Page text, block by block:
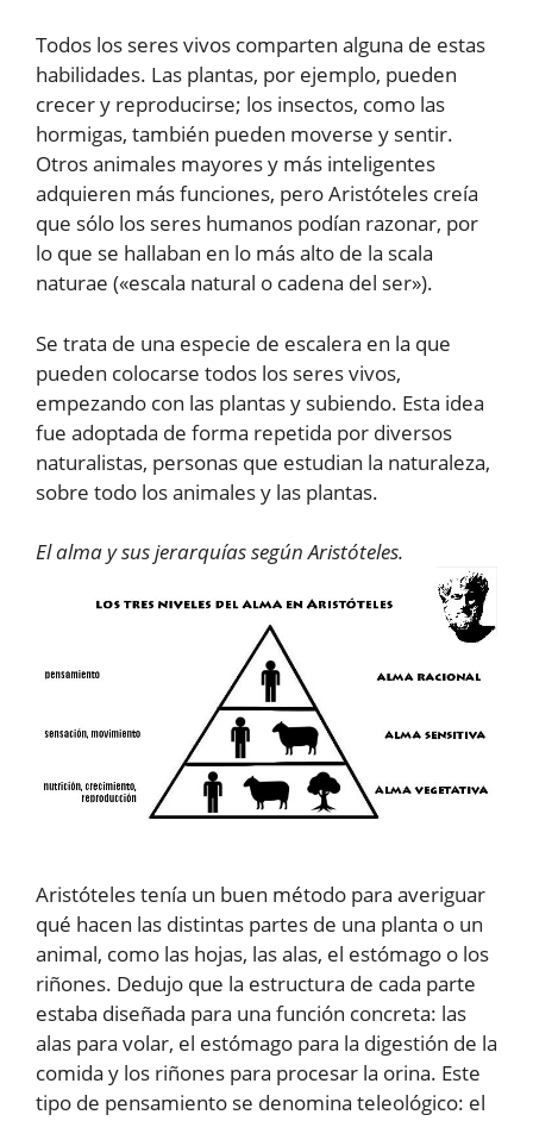
Todos los seres vivos comparten alguna de estas
habilidades. Las plantas, por ejemplo, pueden
crecer y reproducirse; los insectos, como las
hormigas, también pueden moverse y sentir.
Otros animales mayores y más inteligentes
adquieren más funciones, pero Aristóteles creía
que sólo los seres humanos podían razonar, por
lo que se hallaban en lo más alto de la scala
naturae («escala natural o cadena del ser»).
Se trata de una especie de escalera en la que
pueden colocarse todos los seres vivos,
empezando con las plantas y subiendo. Esta idea
fue adoptada de forma repetida por diversos
naturalistas, personas que estudian la naturaleza,
sobre todo los animales y las plantas.
El alma y sus jerarquías según Aristóteles.
Aristóteles tenía un buen método para averiguar
qué hacen las distintas partes de una planta o un
animal, como las hojas, las alas, el estómago o los
riñones. Dedujo que la estructura de cada parte
estaba diseñada para una función concreta: las
alas para volar, el estómago para la digestión de la
comida y los riñones para procesar la orina. Este
tipo de pensamiento se denomina teleológico: el